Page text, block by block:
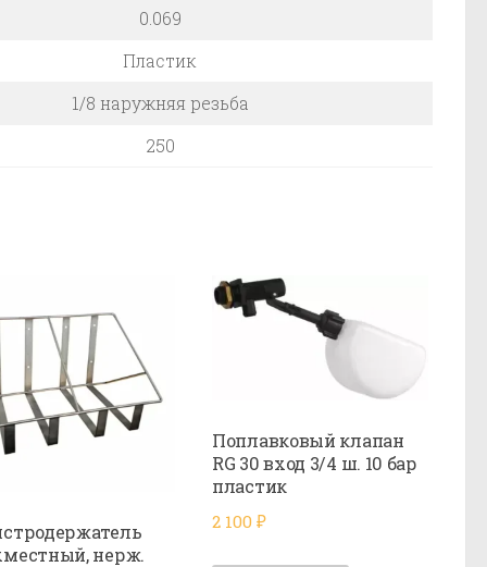
0.069
Пластик
1/8 наружняя резьба
250
нерж.
Поплавковый клапан
RG 30 вход 3/4 ш. 10 бар
пластик
2 100₽